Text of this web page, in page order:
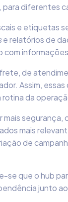
para diferentes
e etiquetas
e relatórios de
com
de
Assim,
rotina da
mais
mais
de
se que o hub
junto